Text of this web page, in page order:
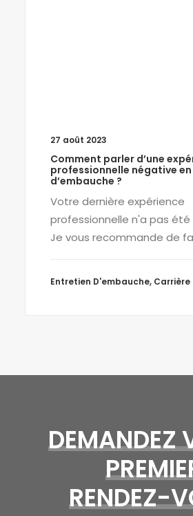
27 août 2023
Comment parler d’une
professionnelle négative
d’embauche ?
Votre dernière expérience
professionnelle n'a pas été
Je vous recommande de
Entretien D'embauche, Carrière
DEMANDEZ
RENDEZ-